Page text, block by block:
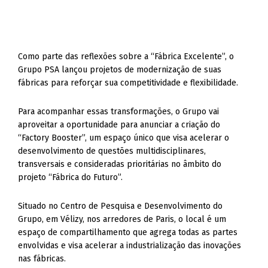
Como parte das reflexões sobre a “Fábrica Excelente”, o
Grupo PSA lançou projetos de modernização de suas
fábricas para reforçar sua competitividade e flexibilidade.
Para acompanhar essas transformações, o Grupo vai
aproveitar a oportunidade para anunciar a criação do
“Factory Booster”, um espaço único que visa acelerar o
desenvolvimento de questões multidisciplinares,
transversais e consideradas prioritárias no âmbito do
projeto “Fábrica do Futuro”.
Situado no Centro de Pesquisa e Desenvolvimento do
Grupo, em Vélizy, nos arredores de Paris, o local é um
espaço de compartilhamento que agrega todas as partes
envolvidas e visa acelerar a industrialização das inovações
nas fábricas.